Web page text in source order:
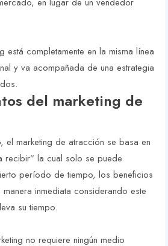
está completamente en la misma línea
y va acompañada de una estrategia
del marketing de
el marketing de atracción se basa en
recibir” la cual solo se puede
período de tiempo, los beneficios
inmediata considerando este
su tiempo.
no requiere ningún medio